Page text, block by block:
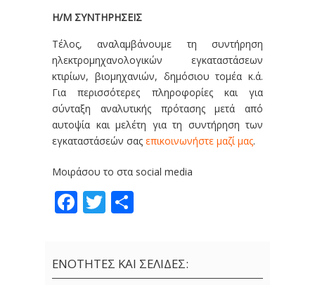
Η/M ΣΥΝΤΗΡΗΣΕΙΣ
Τέλος, αναλαμβάνουμε τη συντήρηση
ηλεκτρομηχανολογικών εγκαταστάσεων
κτιρίων, βιομηχανιών, δημόσιου τομέα κ.ά.
Για περισσότερες πληροφορίες και για
σύνταξη αναλυτικής πρότασης μετά από
αυτοψία και μελέτη για τη συντήρηση των
εγκαταστάσεών σας επικοινωνήστε μαζί μας.
Μοιράσου το στα social media
Facebook
Twitter
ΕΝΟΤΗΤΕΣ ΚΑΙ ΣΕΛΙΔΕΣ: